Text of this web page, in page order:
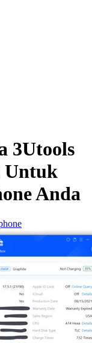
3Utools
Untuk
Anda